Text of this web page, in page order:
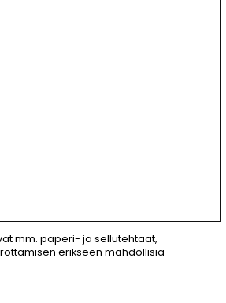
mm. paperi- ja sellutehtaat,
erikseen mahdollisia